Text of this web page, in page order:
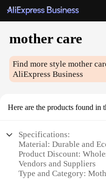
mother care
Find more stylemother
AliExpress Business
Here are the products found in
Specifications:
Material: Durable and
Product Discount:
Vendors and Suppliers
Type and Category: